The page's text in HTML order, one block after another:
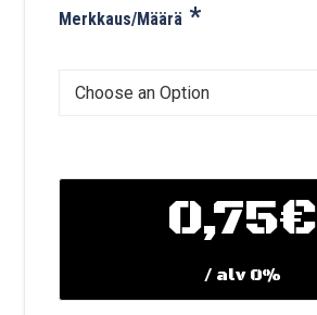
Merkkaus/Määrä *
0,75€
/ alv 0%